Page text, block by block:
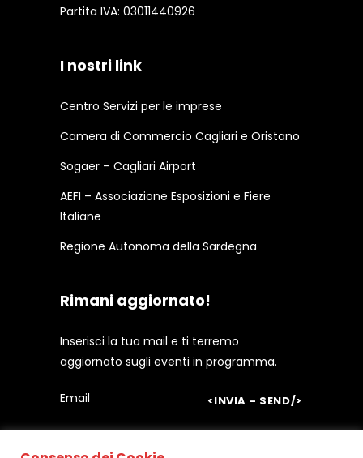
Partita IVA: 03011440926
I nostri link
Centro Servizi per le imprese
Camera di Commercio Cagliari e Oristano
Sogaer – Cagliari Airport
AEFI – Associazione Esposizioni e Fiere
Italiane
Regione Autonoma della Sardegna
Rimani aggiornato!
Inserisci la tua mail e ti terremo
aggiornato sugli eventi in programma.